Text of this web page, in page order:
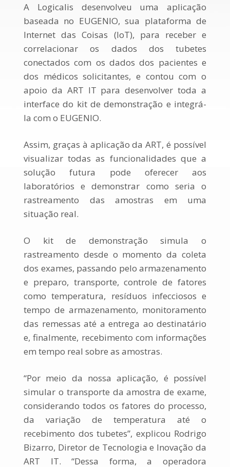
A Logicalis desenvolveu uma aplicação
baseada no EUGENIO, sua plataforma de
Internet das Coisas (IoT), para receber e
correlacionar os dados dos tubetes
conectados com os dados dos pacientes e
dos médicos solicitantes, e contou com o
apoio da ART IT para desenvolver toda a
interface do kit de demonstração e integrá-
la com o EUGENIO.
Assim, graças à aplicação da ART, é possível
visualizar todas as funcionalidades que a
solução futura pode oferecer aos
laboratórios e demonstrar como seria o
rastreamento das amostras em uma
situação real.
O kit de demonstração simula o
rastreamento desde o momento da coleta
dos exames, passando pelo armazenamento
e preparo, transporte, controle de fatores
como temperatura, resíduos infecciosos e
tempo de armazenamento, monitoramento
das remessas até a entrega ao destinatário
e, finalmente, recebimento com informações
em tempo real sobre as amostras.
“Por meio da nossa aplicação, é possível
simular o transporte da amostra de exame,
considerando todos os fatores do processo,
da variação de temperatura até o
recebimento dos tubetes”, explicou Rodrigo
Bizarro, Diretor de Tecnologia e Inovação da
ART IT. “Dessa forma, a operadora